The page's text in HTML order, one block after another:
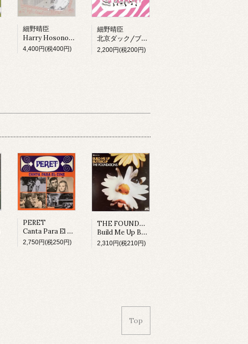
細野晴臣
Harry Hosono & Tin Pan Alley In China Town (LP)
4,400円(税400円)
細野晴臣
北京ダック/ブラックピーナッツ
2,200円(税200円)
PERET
Canta Para El Cine (LP)
2,750円(税250円)
THE FOUNDATIONS
Build Me Up Buttercup (LP)
2,310円(税210円)
Top